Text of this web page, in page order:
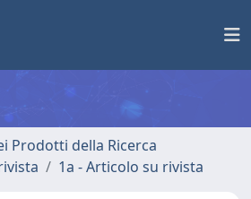
Prodotti della Ricerca
1a - Articolo su rivista